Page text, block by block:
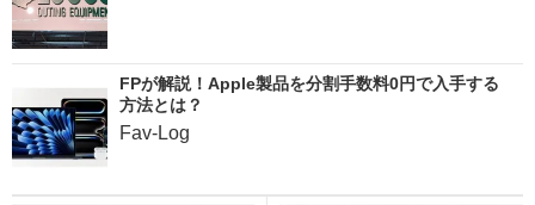
FPが解説！Apple製品を分割手数料0円で入手する
方法とは？
Fav-Log